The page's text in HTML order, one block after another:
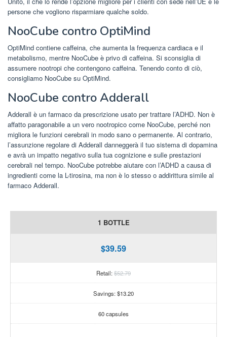
persone che vogliono risparmiare qualche soldo.
NooCube contro OptiMind
OptiMind contiene caffeina, che aumenta la frequenza cardiaca e il
metabolismo, mentre NooCube è privo di caffeina. Si sconsiglia di
assumere nootropi che contengono caffeina. Tenendo conto di ciò,
consigliamo NooCube su OptiMind.
NooCube contro Adderall
Adderall è un farmaco da prescrizione usato per trattare l’ADHD. Non è
affatto paragonabile a un vero nootropico come NooCube, perché non
migliora le funzioni cerebrali in modo sano o permanente. Al contrario,
l’assunzione regolare di Adderall danneggerà il tuo sistema di dopamina
e avrà un impatto negativo sulla tua cognizione e sulle prestazioni
cerebrali nel tempo. NooCube potrebbe aiutare con l’ADHD a causa di
ingredienti come la L-tirosina, ma non è lo stesso o addirittura simile al
farmaco Adderall.
1 BOTTLE
$39.59
Retail:$52.79
Savings: $13.20
60 capsules